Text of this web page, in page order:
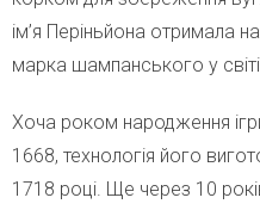
ім’я Періньйона отримала
марка шампанського у
Хоча роком народження
1668, технологія його
1718 році. Ще через 10